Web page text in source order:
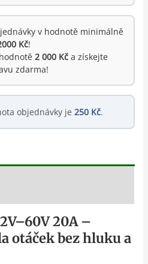
v hodnotě minimálně
Kč!
2 000 Kča získejte
zdarma!
objednávky je 250 Kč.
20A –
otáček bez hluku a